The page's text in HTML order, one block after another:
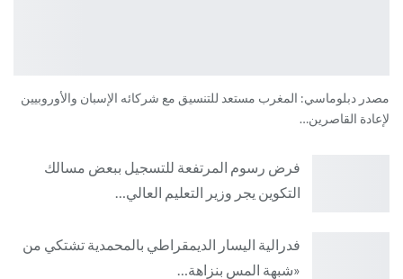
مصدر دبلوماسي: المغرب مستعد للتنسيق مع شركائه الإسبان والأوروبيين
لإعادة القاصرين…
فرض رسوم المرتفعة للتسجيل ببعض مسالك
التكوين يجر وزير التعليم العالي…
فدرالية اليسار الديمقراطي بالمحمدية تشتكي من
«شبهة المس بنزاهة…